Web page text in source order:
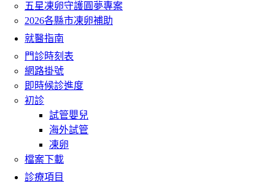
五星凍卵守護圓夢專案
2026各縣市凍卵補助
就醫指南
門診時刻表
網路掛號
即時候診進度
初診
試管嬰兒
海外試管
凍卵
檔案下載
診療項目